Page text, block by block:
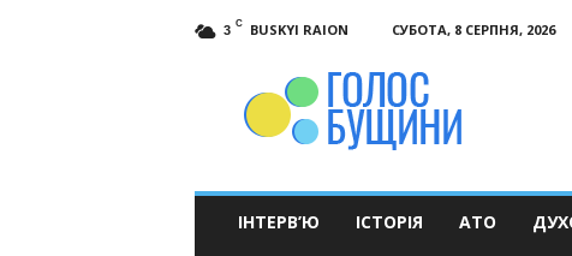
3 C BUSKYI RAION СУБОТА, 8 СЕРПНЯ, 2026
ІНТЕРВ’Ю ІСТОРІЯ АТО